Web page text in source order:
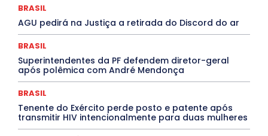
Congressuanas & Esplanadumas
Covid-19
Crônica Política Crônicas
CULTURA
Cultura e Tal
DANÇA Dengue
Denuncia
DESTAQUES OUTROS
DISTRITO FEDERAL
EDUCAÇÃO
ELEIÇÕES
EMPREGO E OPORTUNIDADES
Especial
Espírito Santo ESPORTE
ESTÁGIO
Febre Oropouche
FILMES
INTELIGÊNCIA ARTIFICIAL
INTERNACIONAL
LITERATURA
BRASIL
AGU pedirá na Justiça a retirada do Discord do ar
BRASIL
Superintendentes da PF defendem diretor-geral
após polêmica com André Mendonça
BRASIL
Tenente do Exército perde posto e patente após
transmitir HIV intencionalmente para duas mulheres